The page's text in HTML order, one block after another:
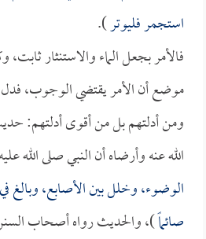
استجمر فليوتر).
فالأمر بجعل الماء والاستنثار
موضع أن الأمر يقتضي الوجوب،
ومن أدلتهم بل من أقوى أدلتهم:
الله عنه وأرضاه أن النبي صلى الله
الوضوء، وخلل بين الأصابع، وبالغ
صائماً)، والحديث رواه أصحاب